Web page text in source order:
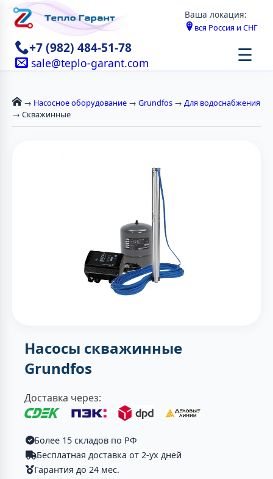
Ваша локация:
вся Россия и СНГ
+7 (982) 484-51-78
sale@teplo-garant.com ☰
→ Насосное оборудование → Grundfos → Для водоснабжения
→ Скважинные
Насосы скважинные
Grundfos
Доставка через:
Более 15 складов по РФ
Бесплатная доставка от 2-ух дней
Гарантия до 24 мес.